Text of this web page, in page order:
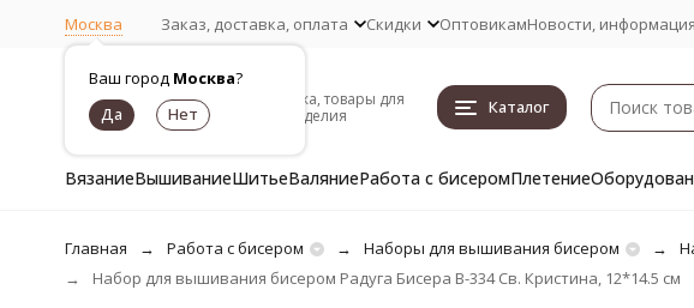
Москва
Ваш город Москва?
Заказ, доставка, оплата Скидки ОптовикамНовости, информация
Пряжа, товары для
рукоделия
Каталог
ВязаниеВышиваниеШитьеВаляниеРабота с бисеромПлетение
Главная Работа с бисером Наборы для вышивания бисером
Набор для вышивания бисером Радуга Бисера В-334 Св. Кристина, 12*14.5 см